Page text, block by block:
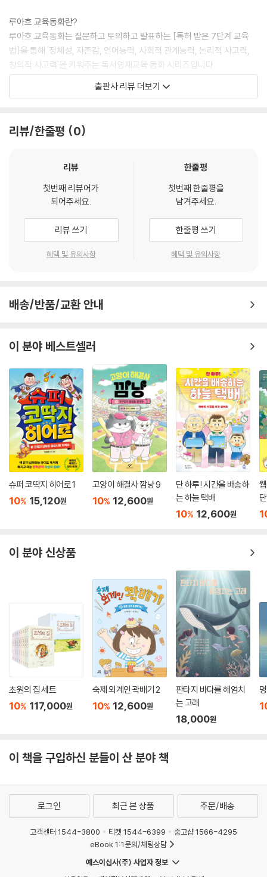
루아흐 교육동화란?
루아흐 교육동화는 질문하고 토의하고 발표하는 [특허 받은 7단계 교육
법]을 통해 '정체성, 자존감, 언어능력, 사회적 관계능력, 논리적 사고력,
창의적 사고력'을 키워주는 독서영재교육 동화 시리즈입니다.
좋은나무성품학교의 12성품을 탈무드, 이솝우화, 위인전, 고전 이야기로
풀어내어, QR코드 속 리듬 스토리 음원을 들으며 아이들이 이야기를 자연
다.
ㅡ 특허 받은 루아흐 교육의 비밀
아이들은 질문하고 → 토의하고 → 발표하며, 결과물을 만들어 전시하는
전인적·참여형 학습 과정을 경험합니다.
이 과정을 통해 '생각하고 느끼고 선택하는 힘'을 기르고 자기 생각을 자신
있게 표현하며, 다른 사람과 건강한 관계를 맺는 경험을 하게 됩니다.
루아흐 교육은 아이들의 정체성 및 자존감 확립, 언어능력 향상, 사회적 관
ㅡ 성품지능(SQ)을 높이는 12가지 성품이야기 시리즈
루아흐 교육동화는 좋은나무성품학교가 20여 년간 연구·개발해 온 12가
지 성품ㅡ경청, 긍정적인 태도, 기쁨, 배려, 감사, 순종, 인내, 책임감, 절제,
창의성, 정직, 지혜를 이야기 속에서 자연스럽게 배우도록 설계되었습니
다.
ㅡ 고전의 지혜로 배우는 성품
루아흐 교육동화는 링컨과 아인슈타인이 즐겨 읽은 이솝우화, 5천 년 지혜
와 논리의 정수 탈무드, 위인 이야기와 고전, 성경 등 인류의 지혜가 담긴
이야기들을 엄선하여 12가지 성품을 흥미진진하게 풀어낸 교육동화입니
다.
ㅡ PLUS! 70비트 스토리텔링
아동의 심박수(70-90bpm)에 맞춘 70비트 스토리 음원이 QR코드로
익히고 동화 스토리를 따라 하며 한글과 어린이 성품대화를 즐겁게 배울
루아흐 교육은 총체적인 언어 접근법(Whole Language Approach)을
활용하여 말하기, 듣기, 읽기, 쓰기 능력을 유기적으로 발달시킵니다. 또한
문학을 중심으로 산수, 음악, 미술, 신체 활동까지 연결되는 융합교육을 경
험하게 합니다.
ㅡ 이중언어 그림책 : 한글과 영어를 함께 배우는 동화
루아흐 교육동화는 한글과 영어가 함께 수록된 이중언어 그림책입니다. 처
음에는 루아흐 스토리 듣기로 한글 이야기를 이해하고, 이야기의 흐름을
알고 난 뒤 영어 문장을 텍스트로 보며 영어를 자연스럽게 익히도록 구성
영어를 해석하지 않아도 이야기로 이해하게 됩니다.
미래 리더로 성장하도록 이끌어 줍니다.
출판사 리뷰 더보기
리뷰/한줄평 0
리뷰
첫번째 리뷰어가
되어주세요.
리뷰 쓰기
혜택 및 유의사항
한줄평
첫번째 한줄평을
남겨주세요.
한줄평 쓰기
혜택 및 유의사항
배송/반품/교환 안내
이 분야 베스트셀러
슈퍼 코딱지 히어로 1
10% 15,120원
고양이 해결사 깜냥 9
10% 12,600원
단 하루! 시간을 배송하
는 하늘 택배
10% 12,600원
이 분야 신상품
초원의 집 세트
10% 117,000원
숙제 외계인 곽배기 2
10% 12,600원
판타지 바다를 헤엄치
는 고래
18,000원
이 책을 구입하신 분들이 산 분야 책
로그인 최근 본 상품 주문/배송
고객센터 1544-3800 티켓 1544-6399
중고샵 1566-4295
eBook 1:1문의/채팅상담
예스이십사(주) 사업자 정보